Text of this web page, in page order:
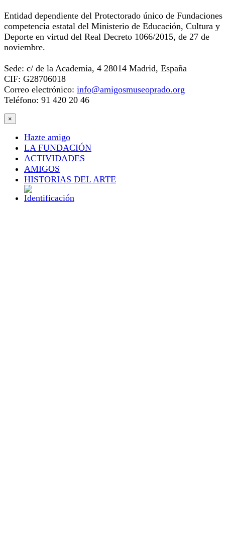
Entidad dependiente del Protectorado único de Fundaciones
competencia estatal del Ministerio de Educación, Cultura y
Deporte en virtud del Real Decreto 1066/2015, de 27 de
noviembre.
Sede: c/ de la Academia, 4 28014 Madrid, España
CIF: G28706018
Correo electrónico: info@amigosmuseoprado.org
Teléfono: 91 420 20 46
×
Hazte amigo
LA FUNDACIÓN
ACTIVIDADES
AMIGOS
HISTORIAS DEL ARTE